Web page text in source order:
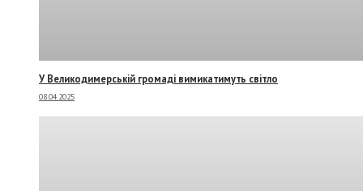
У Великодимерській громаді вимикатимуть світло
08.04.2025